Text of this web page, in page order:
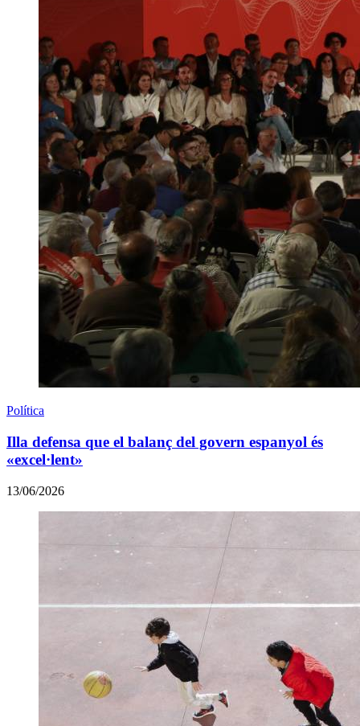
Política
Illa defensa que el balanç del govern espanyol és
«excel·lent»
13/06/2026